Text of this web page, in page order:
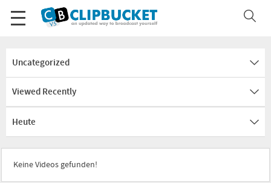
Uncategorized
Viewed Recently
Heute
Keine Videos gefunden!